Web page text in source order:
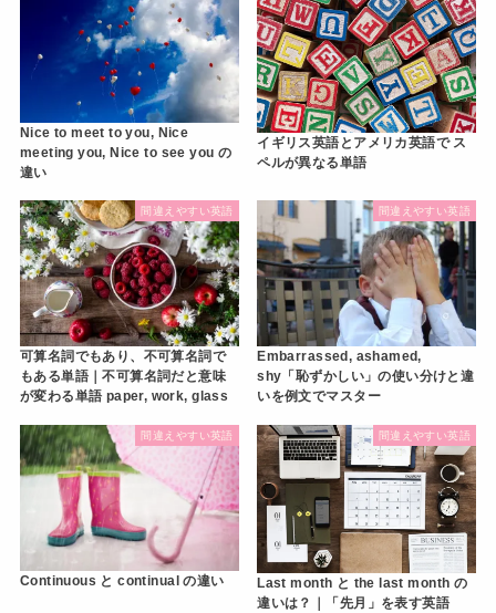
Nice to meet to you, Nice
meeting you, Nice to see you の
違い
イギリス英語とアメリカ英語で ス
ペルが異なる単語
間違えやすい英語
可算名詞でもあり、不可算名詞で
もある単語｜不可算名詞だと意味
が変わる単語 paper, work, glass
間違えやすい英語
Embarrassed, ashamed,
shy「恥ずかしい」の使い分けと違
いを例文でマスター
間違えやすい英語
Continuous と continual の違い
間違えやすい英語
Last month と the last month の
違いは？｜「先月」を表す英語